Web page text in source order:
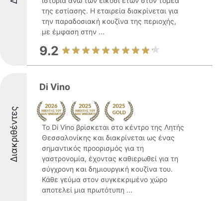
της εστίασης. Η εταιρεία διακρίνεται για
την παραδοσιακή κουζίνα της περιοχής,
με έμφαση στην ...
9.2
Διακριθέντες
Di Vino
Το Di Vino βρίσκεται στο κέντρο της Λητής
Θεσσαλονίκης και διακρίνεται ως ένας
σημαντικός προορισμός για τη
γαστρονομία, έχοντας καθιερωθεί για τη
σύγχρονη και δημιουργική κουζίνα του.
Κάθε γεύμα στον συγκεκριμένο χώρο
αποτελεί μια πρωτότυπη ...